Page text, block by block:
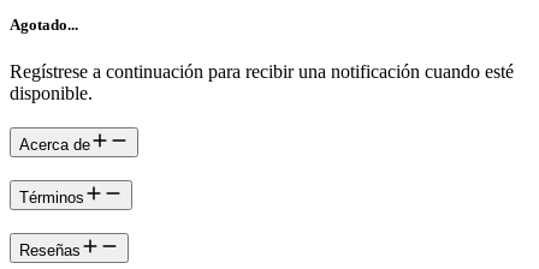
Agotado...
Regístrese a continuación para recibir una notificación cuando esté
disponible.
Acerca de
Términos
Reseñas